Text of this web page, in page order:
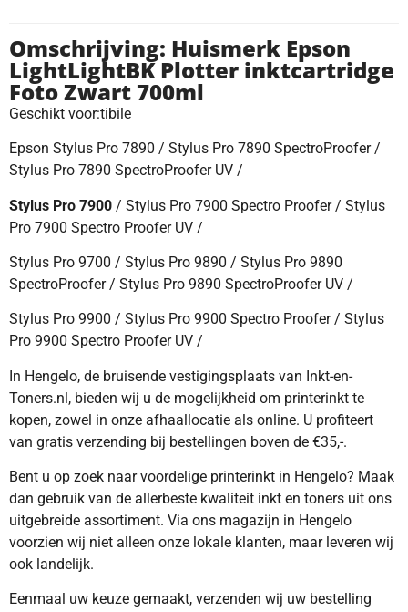
Omschrijving: Huismerk Epson
LightLightBK Plotter inktcartridge
Foto Zwart 700ml
Geschikt voor:tibile
Epson Stylus Pro 7890 / Stylus Pro 7890 SpectroProofer /
Stylus Pro 7890 SpectroProofer UV /
Stylus Pro 7900 / Stylus Pro 7900 Spectro Proofer / Stylus
Pro 7900 Spectro Proofer UV /
Stylus Pro 9700 / Stylus Pro 9890 / Stylus Pro 9890
SpectroProofer / Stylus Pro 9890 SpectroProofer UV /
Stylus Pro 9900 / Stylus Pro 9900 Spectro Proofer / Stylus
Pro 9900 Spectro Proofer UV /
In Hengelo, de bruisende vestigingsplaats van Inkt-en-
Toners.nl, bieden wij u de mogelijkheid om printerinkt te
kopen, zowel in onze afhaallocatie als online. U profiteert
van gratis verzending bij bestellingen boven de €35,-.
Bent u op zoek naar voordelige printerinkt in Hengelo? Maak
dan gebruik van de allerbeste kwaliteit inkt en toners uit ons
uitgebreide assortiment. Via ons magazijn in Hengelo
voorzien wij niet alleen onze lokale klanten, maar leveren wij
ook landelijk.
Eenmaal uw keuze gemaakt, verzenden wij uw bestelling